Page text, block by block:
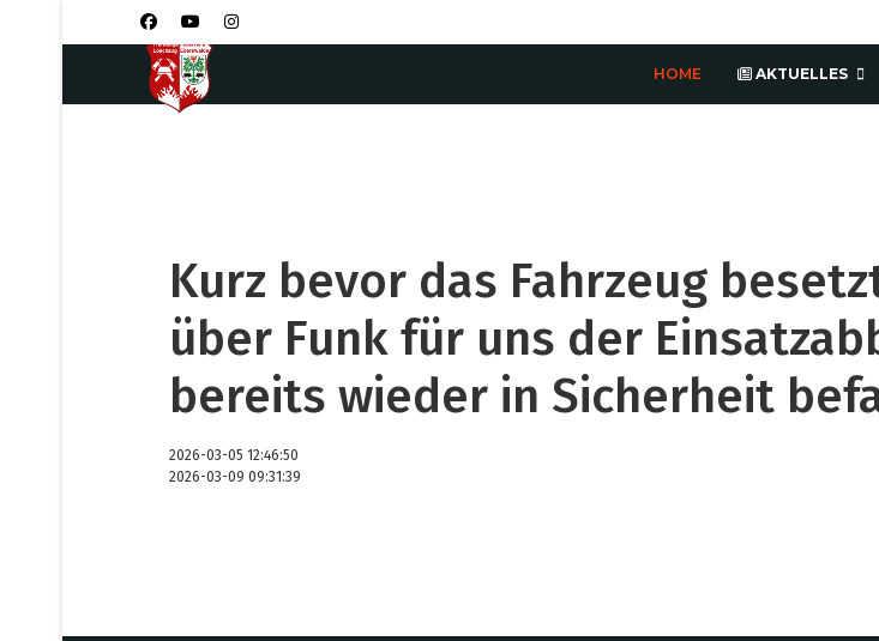
HOME AKTUELLES
Kurz bevor das Fahrzeug
über Funk für uns der
bereits wieder in Sicherheit
2026-03-05 12:46:50
2026-03-09 09:31:39